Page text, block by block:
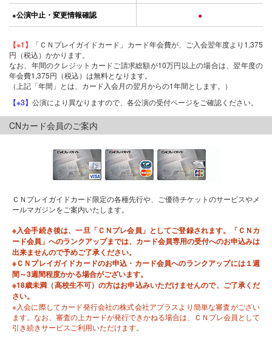
●公演中止・変更情報確認 ●
【※1】
「ＣＮプレイガイドカード」カード年会費が、ご入会翌年度より1,375
円（税込）かかります。
なお、年間のクレジットカードご請求総額が10万円以上の場合は、翌年度の
年会費1,375円（税込）は無料となります。
（上記「年間」とは、カード入会月の翌月からの1年間とします。）
【※3】 公演により異なりますので、各公演の受付ページをご確認ください。
CNカード会員のご案内
ＣＮプレイガイドカード限定の各種先行や、ご優待チケットのサービスやメ
ールマガジンをご案内いたします。
※入会手続き後は、一旦「ＣＮプレ会員」としてご登録されます。「ＣＮカ
ード会員」へのランクアップまでは、カード会員専用の受付へのお申込みは
出来ませんので予めご了承ください。
※ＣＮプレイガイドカードのお申込・カード会員へのランクアップには１週
間～3週間程度かかる場合がございます。
※18歳未満（高校生不可）の方はお申込みいただけませんので、ご了承くだ
さい。
※入会に際してカード発行会社の株式会社アプラスより簡単な審査がござい
ます。なお、審査の上カードが発行できかねる場合は、ＣＮプレ会員として
引き続きサービスご利用いただけます。